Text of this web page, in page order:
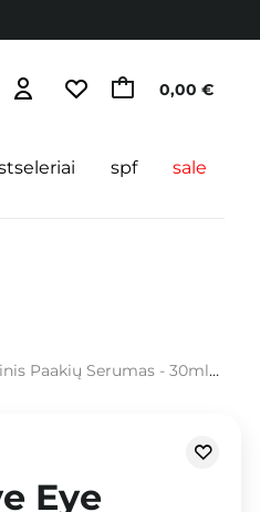
0,00 €
spf sale
Paakių Serumas - 30ml
Eye